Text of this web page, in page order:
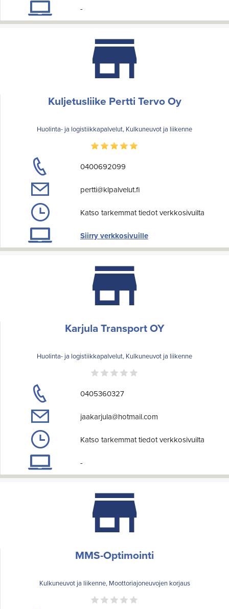
-
Kuljetusliike Pertti Tervo Oy
Huolinta- ja logistiikkapalvelut, Kulkuneuvot ja liikenne
0400692099
pertti@klpalvelut.fi
Katso tarkemmat tiedot verkkosivuilta
Siirry verkkosivuille
Karjula Transport OY
Huolinta- ja logistiikkapalvelut, Kulkuneuvot ja liikenne
0405360327
jaakarjula@hotmail.com
Katso tarkemmat tiedot verkkosivuilta
-
MMS-Optimointi
Kulkuneuvot ja liikenne, Moottoriajoneuvojen korjaus